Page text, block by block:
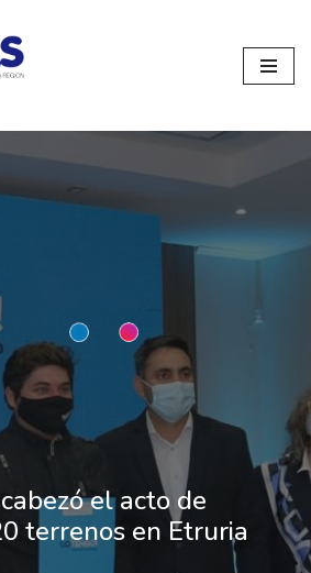
el acto de
terrenos en Etruria